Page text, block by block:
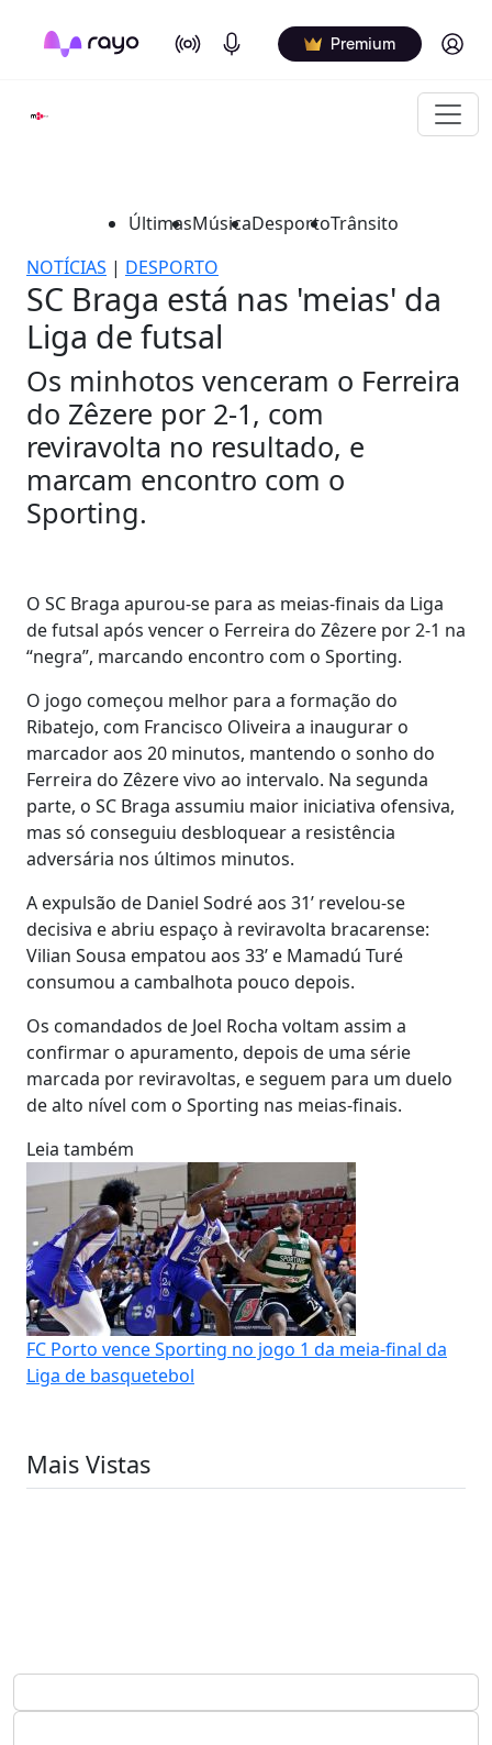
On Air Podcasts Premium Log in
ÚltimasMúsicaDesportoTrânsito
NOTÍCIAS | DESPORTO
SC Braga está nas 'meias' da
Liga de futsal
Os minhotos venceram o Ferreira
do Zêzere por 2-1, com
reviravolta no resultado, e
marcam encontro com o
Sporting.
O SC Braga apurou-se para as meias-finais da Liga
de futsal após vencer o Ferreira do Zêzere por 2-1 na
“negra”, marcando encontro com o Sporting.
O jogo começou melhor para a formação do
Ribatejo, com Francisco Oliveira a inaugurar o
marcador aos 20 minutos, mantendo o sonho do
Ferreira do Zêzere vivo ao intervalo. Na segunda
parte, o SC Braga assumiu maior iniciativa ofensiva,
mas só conseguiu desbloquear a resistência
adversária nos últimos minutos.
A expulsão de Daniel Sodré aos 31’ revelou-se
decisiva e abriu espaço à reviravolta bracarense:
Vilian Sousa empatou aos 33’ e Mamadú Turé
consumou a cambalhota pouco depois.
Os comandados de Joel Rocha voltam assim a
confirmar o apuramento, depois de uma série
marcada por reviravoltas, e seguem para um duelo
de alto nível com o Sporting nas meias-finais.
Leia também
FC Porto vence Sporting no jogo 1 da meia-final da
Liga de basquetebol
Mais Vistas